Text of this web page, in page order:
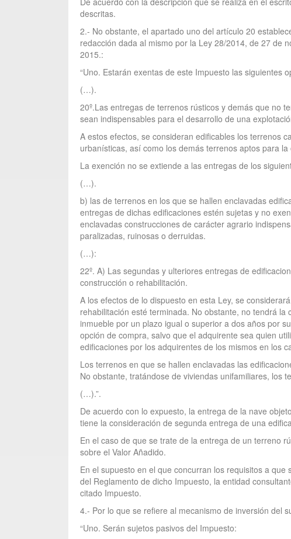
descritas.
2.- No obstante, el apartado uno del artículo 20
redacción dada al mismo por la Ley 28/2014, de 27 de
2015.:
“Uno. Estarán exentas de este Impuesto las siguientes
(…).
20º.Las entregas de terrenos rústicos y demás que no
sean indispensables para el desarrollo de una
A estos efectos, se consideran edificables los terrenos
urbanísticas, así como los demás terrenos aptos para
La exención no se extiende a las entregas de los
(…).
b) las de terrenos en los que se hallen enclavadas
entregas de dichas edificaciones estén sujetas y no
enclavadas construcciones de carácter agrario
paralizadas, ruinosas o derruidas.
(…):
22º. A) Las segundas y ulteriores entregas de
construcción o rehabilitación.
A los efectos de lo dispuesto en esta Ley, se
rehabilitación esté terminada. No obstante, no tendrá
inmueble por un plazo igual o superior a dos años por
opción de compra, salvo que el adquirente sea quien
edificaciones por los adquirentes de los mismos en los
Los terrenos en que se hallen enclavadas las
No obstante, tratándose de viviendas unifamiliares, los
(…).”.
De acuerdo con lo expuesto, la entrega de la nave
tiene la consideración de segunda entrega de una
En el caso de que se trate de la entrega de un terreno
sobre el Valor Añadido.
En el supuesto en el que concurran los requisitos a
del Reglamento de dicho Impuesto, la entidad
citado Impuesto.
4.- Por lo que se refiere al mecanismo de inversión del
“Uno. Serán sujetos pasivos del Impuesto: